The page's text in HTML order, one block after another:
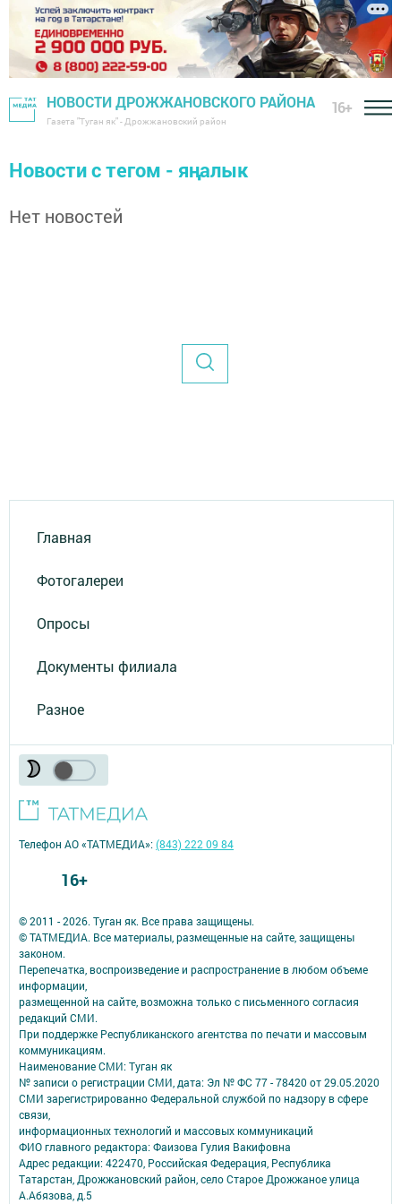
НОВОСТИ ДРОЖЖАНОВСКОГО РАЙОНА
Газета "Туган як" - Дрожжановский район
16+
Новости с тегом - яңалык
Нет новостей
Главная
Фотогалереи
Опросы
Документы филиала
Разное
© 2011 - 2026. Туган як. Все права защищены.
© ТАТМЕДИА. Все материалы, размещенные на сайте, защищены
законом.
Перепечатка, воспроизведение и распространение в любом объеме
информации,
размещенной на сайте, возможна только с письменного согласия
редакций СМИ.
При поддержке Республиканского агентства по печати и массовым
коммуникациям.
Наименование СМИ: Туган як
№ записи о регистрации СМИ, дата: Эл № ФС 77 - 78420 от 29.05.2020
СМИ зарегистрированно Федеральной службой по надзору в сфере
связи,
информационных технологий и массовых коммуникаций
ФИО главного редактора: Фаизова Гулия Вакифовна
Адрес редакции: 422470, Российская Федерация, Республика
Татарстан, Дрожжановский район, село Старое Дрожжаное улица
А.Абязова, д.5
Телефон АО «ТАТМЕДИА»:(843) 222 09 84
16+